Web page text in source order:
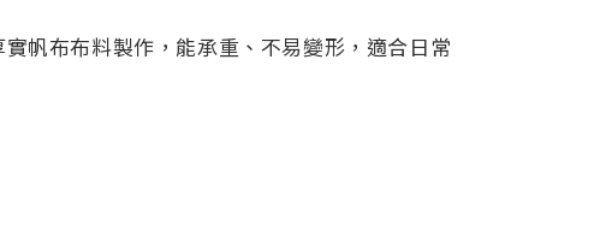
帆布布料製作，能承重、不易變形，適合日常